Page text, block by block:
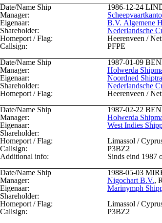
Date/Name Ship
1986-12-24
Manager:
Eigenaar:
B.V. Algemene
Shareholder:
Nederlandsche
Homeport / Flag:
Heerenveen /
Callsign:
PFPE
Date/Name Ship
1987-01-09
Manager:
Holwerda
Eigenaar:
Noordned
Shareholder:
Nederlandsche
Homeport / Flag:
Heerenveen /
Date/Name Ship
1987-02-22
Manager:
Holwerda
Eigenaar:
West Indies
Shareholder:
Homeport / Flag:
Limassol /
Callsign:
P3BZ2
Additional info:
Sinds eind 1987
Date/Name Ship
1988-05-03
Manager:
Nigochart B.V.,
Eigenaar:
Marinymph
Shareholder:
Homeport / Flag:
Limassol /
Callsign:
P3BZ2